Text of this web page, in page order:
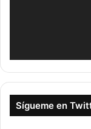
Sígueme en